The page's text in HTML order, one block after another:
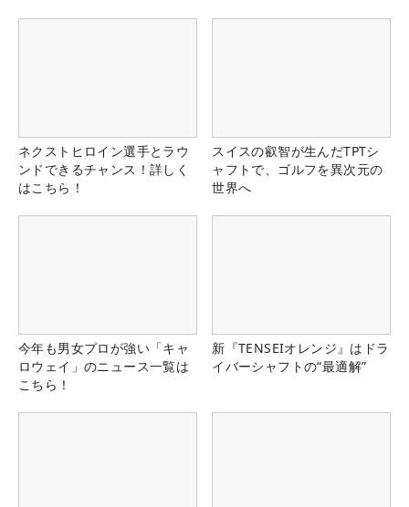
ネクストヒロイン選手とラウ
ンドできるチャンス！詳しく
はこちら！
スイスの叡智が生んだTPTシ
ャフトで、ゴルフを異次元の
世界へ
今年も男女プロが強い「キャ
ロウェイ」のニュース一覧は
こちら！
新『TENSEIオレンジ』はドラ
イバーシャフトの“最適解”